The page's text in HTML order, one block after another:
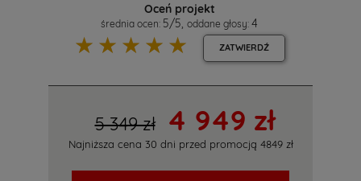
Oceń projekt
średnia ocen: 5/5 oddane głosy: 4
☆
☆
☆
☆
☆ ZATWIERDŹ
5 349 zł 4 949 zł
Najniższa cena 30 dni przed promocją 4849 zł